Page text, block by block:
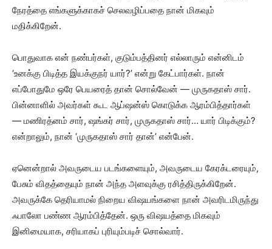
நேரத்தை எங்களுக்காகச் செலவழிப்பதை நான் மிகவும்
மதிக்கிறேன்.
பொதுவாக என் நண்பர்கள், குடும்பத்தினர் எல்லாரும் என்னிடம்
‘உனக்கு பிடித்த இயக்குநர் யார்?’ என்று கேட்பார்கள். நான்
எப்போதுமே ஒரே பெயரைத் தான் சொல்வேன் — முருகதாஸ் சார்.
பின்னாளில் அவர்கள் கூட ஆப்ஷன்ஸ் கொடுக்க ஆரம்பித்தார்கள்
— மணிரத்னம் சார், ஷங்கர் சார், முருகதாஸ் சார்… யார் பிடிக்கும்?
என்றாலும், நான் ‘முருகதாஸ் சார் தான்’ என்பேன்.
ஏனென்றால் அவருடைய படங்களையும், அவருடைய கேரக்டரையும்,
பேசும் விதத்தையும் நான் அந்த அளவுக்கு ரசித்திருக்கிறேன்.
அவருக்கே தெரியாமல் நிறைய விஷயங்களை நான் அவரிடமிருந்து
ஃபாலோ பண்ண ஆரம்பித்தேன். ஒரு விஷயத்தை மிகவும்
இனிமையாக, சரியாகப் புரியும்படிச் சொல்வார்.